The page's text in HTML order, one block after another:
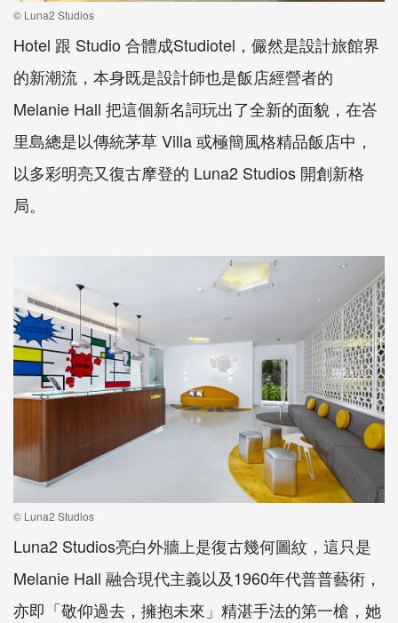
© Luna2 Studios
Hotel 跟 Studio 合體成Studiotel，儼然是設計旅館界
的新潮流，本身既是設計師也是飯店經營者的
Melanie Hall 把這個新名詞玩出了全新的面貌，在峇
里島總是以傳統茅草 Villa 或極簡風格精品飯店中，
以多彩明亮又復古摩登的 Luna2 Studios 開創新格
局。
© Luna2 Studios
Luna2 Studios亮白外牆上是復古幾何圖紋，這只是
Melanie Hall 融合現代主義以及1960年代普普藝術，
亦即「敬仰過去，擁抱未來」精湛手法的第一槍，她